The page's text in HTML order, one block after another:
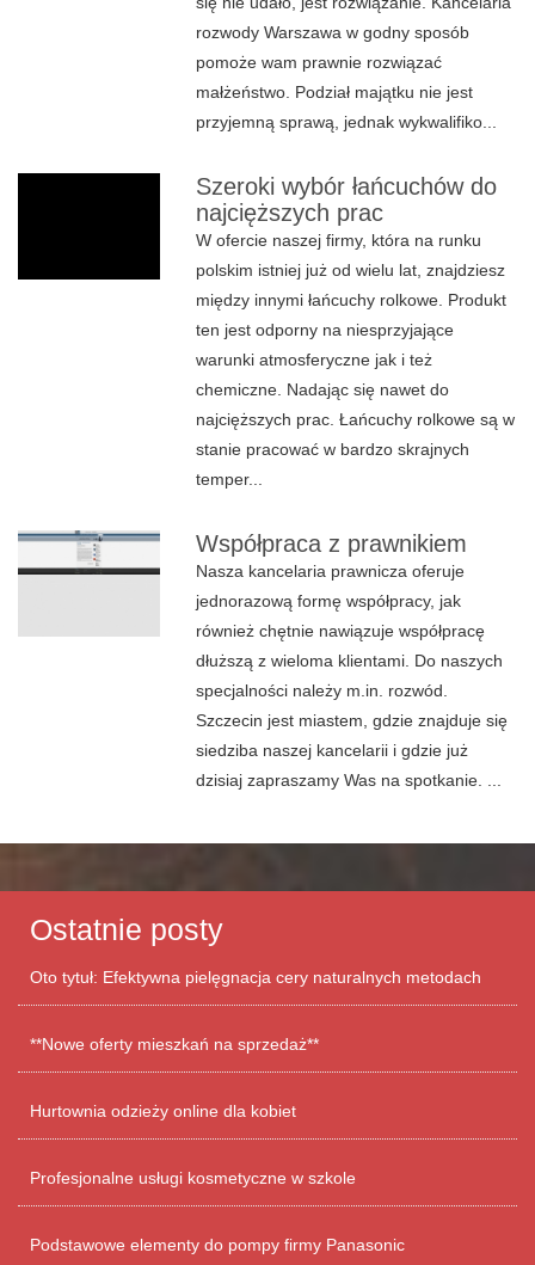
rozwody Warszawa w godny sposób
pomoże wam prawnie rozwiązać
małżeństwo. Podział majątku nie jest
przyjemną sprawą, jednak wykwalifiko...
Szeroki wybór łańcuchów do
najcięższych prac
W ofercie naszej firmy, która na runku
polskim istniej już od wielu lat, znajdziesz
między innymi łańcuchy rolkowe. Produkt
ten jest odporny na niesprzyjające
warunki atmosferyczne jak i też
chemiczne. Nadając się nawet do
najcięższych prac. Łańcuchy rolkowe są w
stanie pracować w bardzo skrajnych
temper...
Współpraca z prawnikiem
Nasza kancelaria prawnicza oferuje
jednorazową formę współpracy, jak
również chętnie nawiązuje współpracę
dłuższą z wieloma klientami. Do naszych
specjalności należy m.in. rozwód.
Szczecin jest miastem, gdzie znajduje się
siedziba naszej kancelarii i gdzie już
dzisiaj zapraszamy Was na spotkanie. ...
Ostatnie posty
Oto tytuł: Efektywna pielęgnacja cery naturalnych metodach
**Nowe oferty mieszkań na sprzedaż**
Hurtownia odzieży online dla kobiet
Profesjonalne usługi kosmetyczne w szkole
Podstawowe elementy do pompy firmy Panasonic